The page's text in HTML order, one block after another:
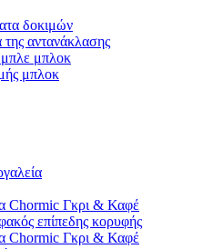
δοκιμών
αντανάκλασης
μπλοκ
μπλοκ
Chormic Γκρι & Καφέ
επίπεδης κορυφής
Chormic Γκρι & Καφέ